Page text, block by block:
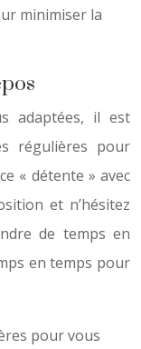
minimiser la
adaptées, il est
régulières pour
« détente » avec
et n’hésitez
de temps en
en temps pour
pour vous